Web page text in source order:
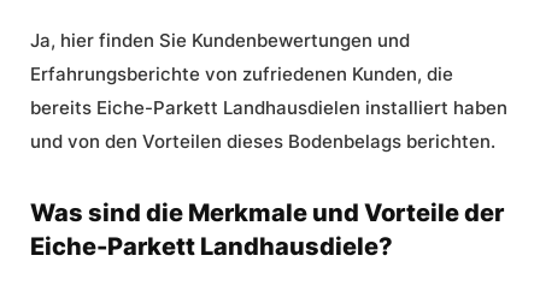
Ja, hier finden Sie Kundenbewertungen und
Erfahrungsberichte von zufriedenen Kunden, die
bereits Eiche-Parkett Landhausdielen installiert haben
und von den Vorteilen dieses Bodenbelags berichten.
Was sind die Merkmale und Vorteile der
Eiche-Parkett Landhausdiele?